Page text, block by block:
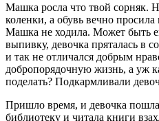
Машка росла что твой сорняк.
коленки, а обувь вечно
Машка не ходила. Может быть
выпивку, девочка пряталась в
и так не отличался добрым
добропорядочную жизнь, а уж
поделать? Подкармливали
Пришло время, и девочка пошла
библиотеку и читала книги